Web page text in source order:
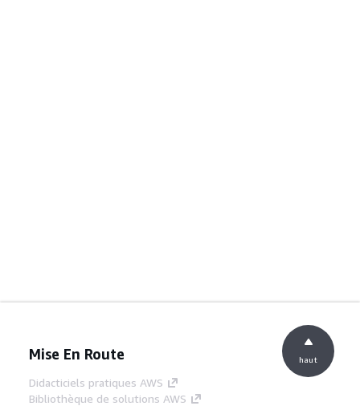
Mise En Route
Didacticiels pratiques AWS
Bibliothèque de solutions AWS
haut